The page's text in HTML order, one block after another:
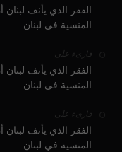
الفقر الذي يأنف
المنسية في لبنان
قارىء على
الفقر الذي يأنف
المنسية في لبنان
قارىء على
الفقر الذي يأنف
المنسية في لبنان